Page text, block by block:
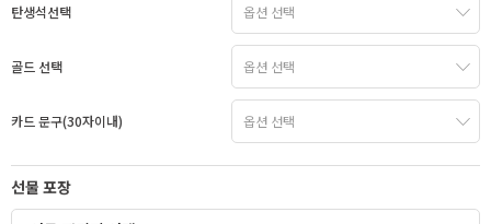
탄생석선택
골드 선택
카드 문구(30자이내)
선물 포장